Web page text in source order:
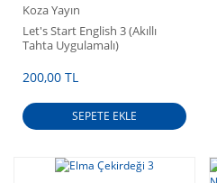
Koza Yayın
Let's Start English 3 (Akıllı
Tahta Uygulamalı)
200,00 TL
SEPETE EKLE